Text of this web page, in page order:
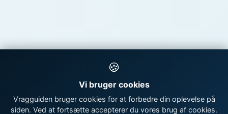
🍪
Vi bruger cookies
Vragguiden bruger cookies for at forbedre din oplevelse på
siden. Ved at fortsætte accepterer du vores brug af cookies.